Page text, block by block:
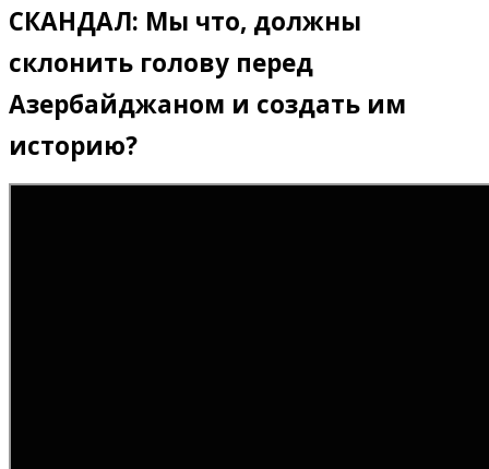
СКАНДАЛ: Мы что, должны
склонить голову перед
Азербайджаном и создать им
историю?